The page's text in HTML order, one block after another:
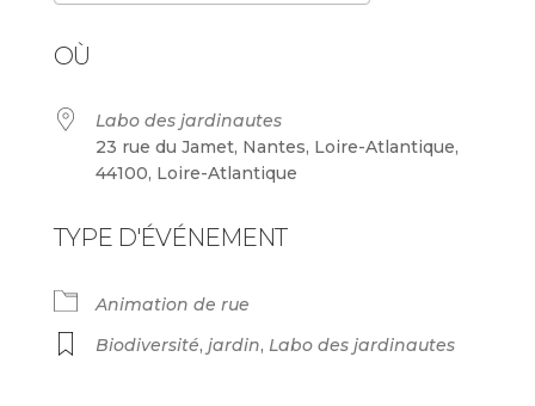
OÙ
Labo des jardinautes
23 rue du Jamet, Nantes, Loire-Atlantique,
44100, Loire-Atlantique
TYPE D'ÉVÉNEMENT
Animation de rue
Biodiversité, jardin, Labo des jardinautes